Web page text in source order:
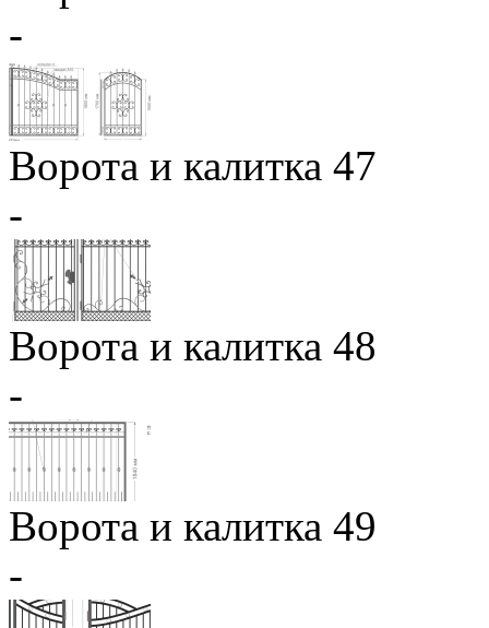
-
Ворота и калитка 47
-
Ворота и калитка 48
-
Ворота и калитка 49
-